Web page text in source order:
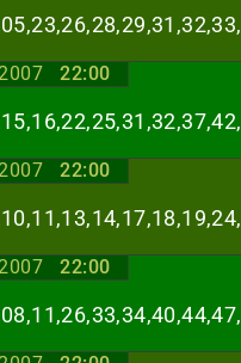
22:00
22:00
22:00